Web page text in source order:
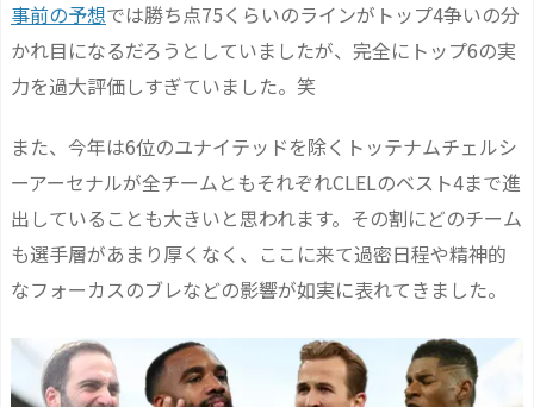
事前の予想では勝ち点75くらいのラインがトップ4争いの分
かれ目になるだろうとしていましたが、完全にトップ6の実
力を過大評価しすぎていました。笑
また、今年は6位のユナイテッドを除くトッテナムチェルシ
ーアーセナルが全チームともそれぞれCLELのベスト4まで進
出していることも大きいと思われます。その割にどのチーム
も選手層があまり厚くなく、ここに来て過密日程や精神的
なフォーカスのブレなどの影響が如実に表れてきました。